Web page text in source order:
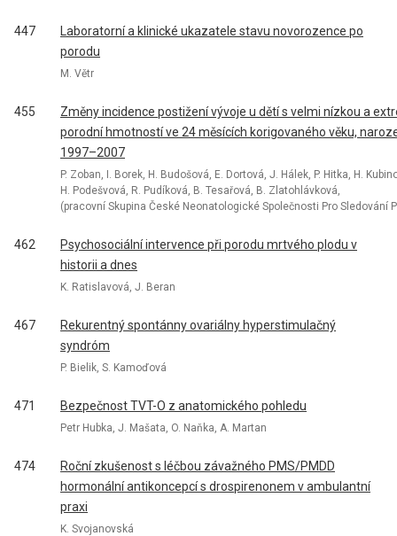
447
Laboratorní a klinické ukazatele stavu novorozence po
porodu
M. Větr
455
Změny incidence postižení vývoje u dětí s velmi nízkou a
porodní hmotností ve 24 měsících korigovaného věku,
1997–2007
P. Zoban, I. Borek, H. Budošová, E. Dortová, J. Hálek, P. Hitka, H.
H. Podešvová, R. Pudíková, B. Tesařová, B. Zlatohlávková,
(pracovní Skupina České Neonatologické Společnosti Pro Sledování
462
Psychosociální intervence při porodu mrtvého plodu v
historii a dnes
K. Ratislavová, J. Beran
467
Rekurentný spontánny ovariálny hyperstimulačný
syndróm
P. Bielik, S. Kamoďová
471 Bezpečnost TVT-O z anatomického pohledu
Petr Hubka, J. Mašata, O. Naňka, A. Martan
474
Roční zkušenost s léčbou závažného PMS/PMDD
hormonální antikoncepcí s drospirenonem v ambulantní
praxi
K. Svojanovská